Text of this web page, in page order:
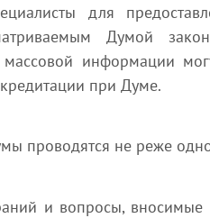
для
Думой
информации
при Думе.
проводятся не реже
и вопросы, вносимые